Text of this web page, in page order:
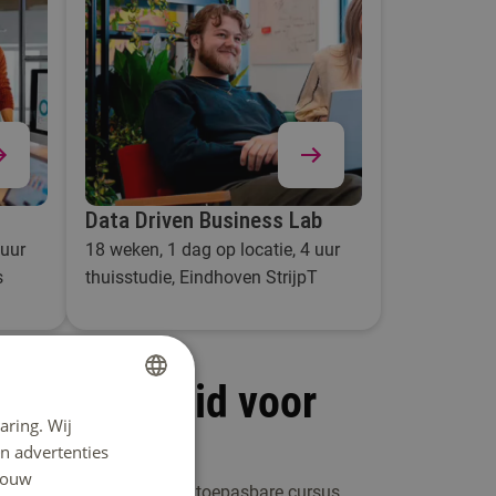
Data Driven Business Lab
18 weken, 1 dag op locatie, 4 uur
thuisstudie, Eindhoven StrijpT
voor
ENGLISH
Wij
advertenties